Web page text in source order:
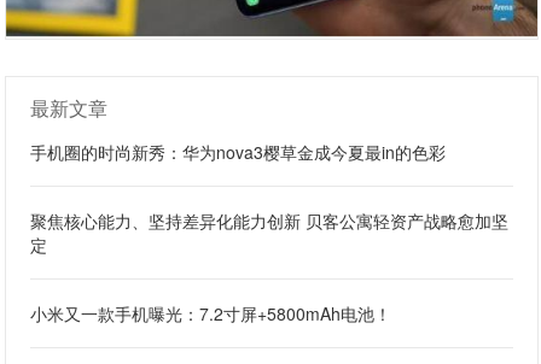
最新文章
手机圈的时尚新秀：华为nova3樱草金成今夏最in的色彩
聚焦核心能力、坚持差异化能力创新 贝客公寓轻资产战略愈加坚
定
小米又一款手机曝光：7.2寸屏+5800mAh电池！